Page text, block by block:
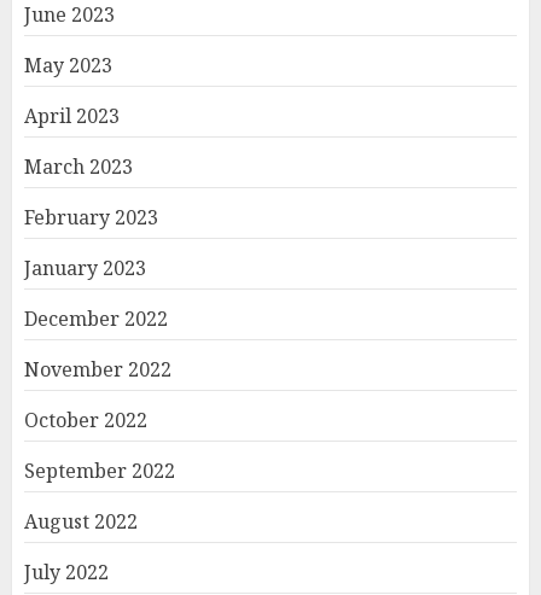
June 2023
May 2023
April 2023
March 2023
February 2023
January 2023
December 2022
November 2022
October 2022
September 2022
August 2022
July 2022